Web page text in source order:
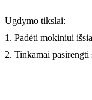
Ugdymo tikslai:
1. Padėti mokiniui
2. Tinkamai pasirengti